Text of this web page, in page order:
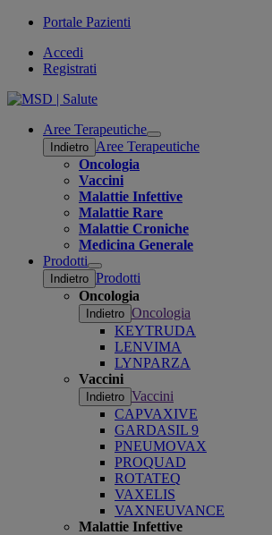
Portale Pazienti
Accedi
Registrati
Aree Terapeutiche
Open
submenu
Indietro Aree Terapeutiche
Oncologia
Vaccini
Malattie Infettive
Malattie Rare
Malattie Croniche
Medicina Generale
Prodotti
Open
submenu
Indietro Prodotti
Oncologia
Indietro Oncologia
KEYTRUDA
LENVIMA
LYNPARZA
Vaccini
Indietro Vaccini
CAPVAXIVE
GARDASIL 9
PNEUMOVAX
PROQUAD
ROTATEQ
VAXELIS
VAXNEUVANCE
Malattie Infettive